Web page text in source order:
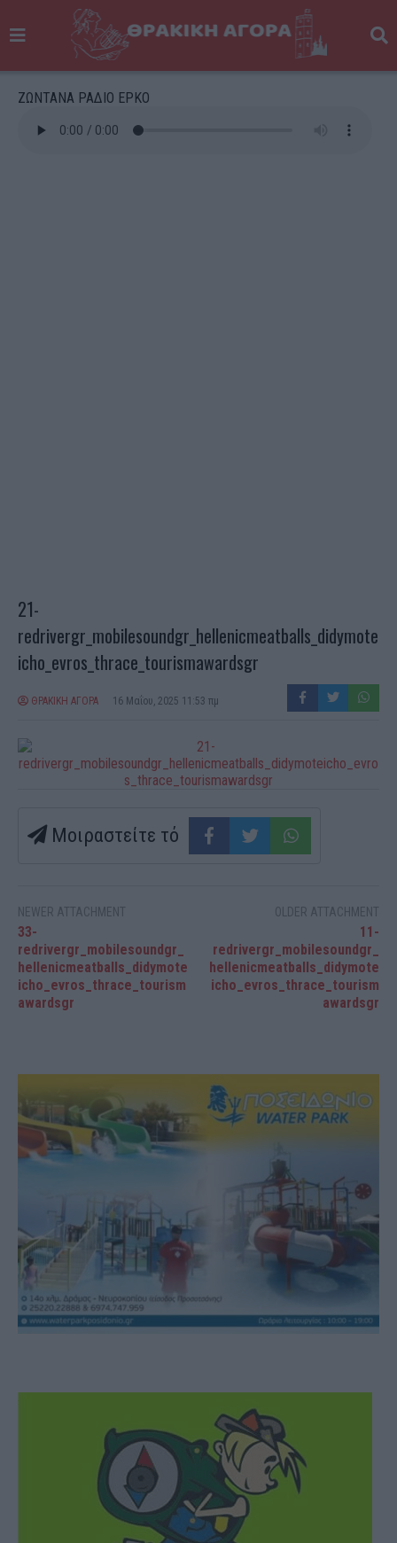
ΖΩΝΤΑΝΑ ΡΑΔΙΟ ΕΡΚΟ
21-
redrivergr_mobilesoundgr_hellenicmeatballs_didymote
icho_evros_thrace_tourismawardsgr
ΘΡΑΚΙΚΗ ΑΓΟΡΑ 16 Μαΐου, 2025 11:53 πμ
Μοιραστείτε τό
NEWER ATTACHMENT
33-
redrivergr_mobilesoundgr_
hellenicmeatballs_didymote
icho_evros_thrace_tourism
awardsgr
OLDER ATTACHMENT
11-
redrivergr_mobilesoundgr_
hellenicmeatballs_didymote
icho_evros_thrace_tourism
awardsgr